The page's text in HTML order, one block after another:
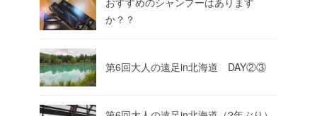
か？？
第6回大人の遠足in北海道 DAY②③